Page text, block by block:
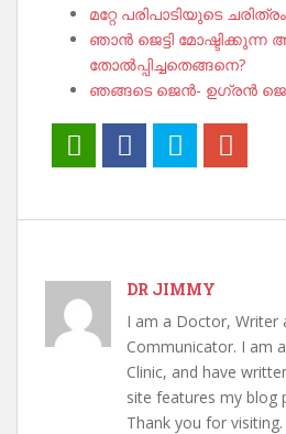
മറ്റേ പരിപാടിയുടെ
ഞാൻ ജെട്ടി
തോൽപ്പിച്ചതെങ്ങനെ?
ഞങ്ങടെ ജെൻ- ഉഗ്രൻ
DR JIMMY
I am a Doctor, Writer
Communicator. I am
Clinic, and have
site features my blog
Thank you for